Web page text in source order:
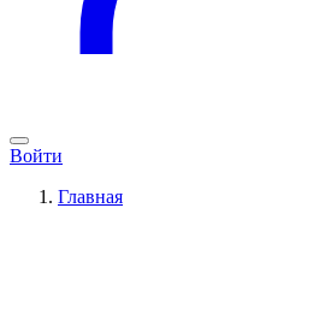
Войти
Главная